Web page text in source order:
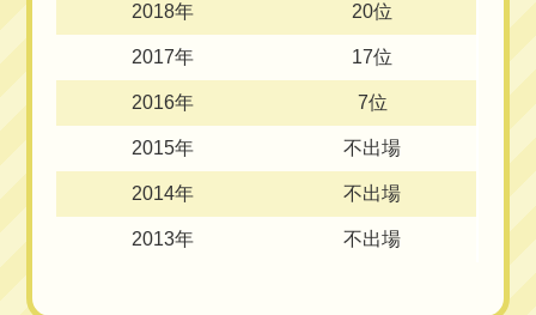
2018年 20位
2017年 17位
2016年 7位
2015年 不出場
2014年 不出場
2013年 不出場